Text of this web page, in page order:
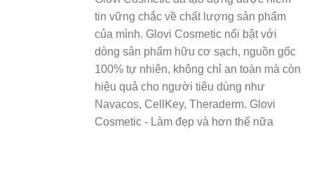
tin vững chắc về chất lượng sản phẩm
của mình. Glovi Cosmetic nổi bật với
dòng sản phẩm hữu cơ sạch, nguồn gốc
100% tự nhiên, không chỉ an toàn mà còn
hiệu quả cho người tiêu dùng như
Navacos, CellKey, Theraderm. Glovi
Cosmetic - Làm đẹp và hơn thế nữa